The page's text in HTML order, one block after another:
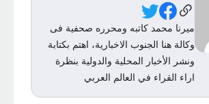
Social Links
ميرنا محمد كاتبه ومحرره صحفية فى
وكالة هنا الجنوب الاخبارية، اهتم بكتابة
ونشر الأخبار المحلية والدولية بنظرة
اراء القراء في العالم العربي